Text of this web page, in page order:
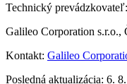
Technický prevádzkovateľ:
Galileo Corporation s.r.o.,
Kontakt: Galileo
Posledná aktualizácia: 6.